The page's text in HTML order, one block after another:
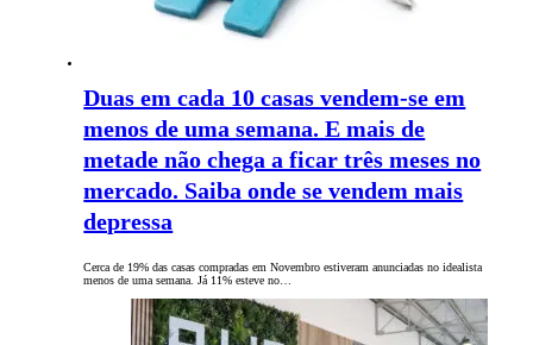
Duas em cada 10 casas vendem-se em
menos de uma semana. E mais de
metade não chega a ficar três meses no
mercado. Saiba onde se vendem mais
depressa
Cerca de 19% das casas compradas em Novembro estiveram anunciadas no idealista
menos de uma semana. Já 11% esteve no…